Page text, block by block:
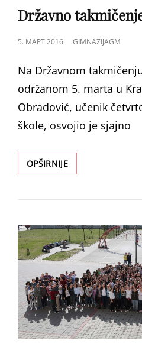
LINKS
Državno
POSTED
5. МАРТ 2016. GIMNAZIJAGM
Na Državnom
održanom 5. marta u
Obradović, učenik
škole, osvojio je sjajno
OPŠIRNIJEDRŽAVNO
TAKMIČENJE
MATEMATIKE